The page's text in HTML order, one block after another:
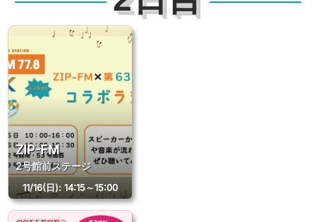
ZIP-FM
2号館前ステージ
11/16(日):14:15～15:00